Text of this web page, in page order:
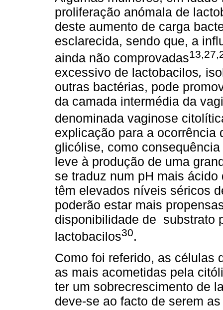
proliferação anómala de
deste aumento de carga
esclarecida, sendo que, a
ainda não comprovadas
excessivo de lactobacilos,
outras bactérias, pode
da camada intermédia da
denominada vaginose
explicação para a
glicólise, como
leve à produção de uma
se traduz num pH mais
têm elevados níveis séricos
poderão estar mais
disponibilidade de substrato
lactobacilos30.
Como foi referido, as células
as mais acometidas pela
ter um sobrecrescimento de
deve-se ao facto de serem